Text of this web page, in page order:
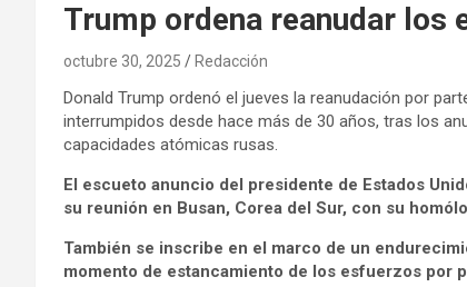
Trump ordena reanudar los
octubre 30, 2025 Redacción
Donald Trump ordenó el jueves la reanudación por
interrumpidos desde hace más de 30 años, tras los
capacidades atómicas rusas.
El escueto anuncio del presidente de Estados
su reunión en Busan, Corea del Sur, con su
También se inscribe en el marco de un
momento de estancamiento de los esfuerzos por